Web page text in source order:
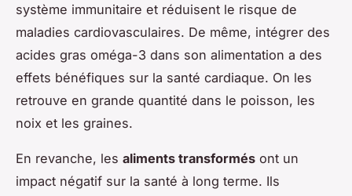
système immunitaire et réduisent le risque de
maladies cardiovasculaires. De même, intégrer des
acides gras oméga-3 dans son alimentation a des
effets bénéfiques sur la santé cardiaque. On les
retrouve en grande quantité dans le poisson, les
noix et les graines.
En revanche, les aliments transformés ont un
impact négatif sur la santé à long terme. Ils